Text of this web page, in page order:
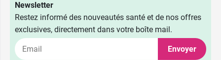
Newsletter
Restez informé des nouveautés santé et de nos offres
exclusives, directement dans votre boîte mail.
Envoyer